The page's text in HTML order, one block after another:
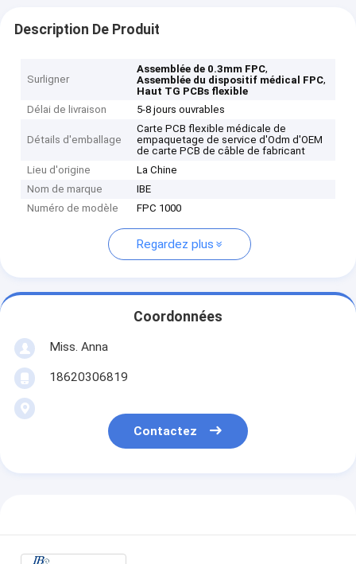
Description De Produit
Surligner
Assemblée de 0.3mm FPC,
Assemblée du dispositif médical FPC,
Haut TG PCBs flexible
Délai de livraison
5-8 jours ouvrables
Détails d'emballage
Carte PCB flexible médicale de
empaquetage de service d'Odm d'OEM
de carte PCB de câble de fabricant
Lieu d'origine
La Chine
Nom de marque
IBE
Numéro de modèle
FPC 1000
Regardez plus
Coordonnées
Miss. Anna
18620306819
Contactez